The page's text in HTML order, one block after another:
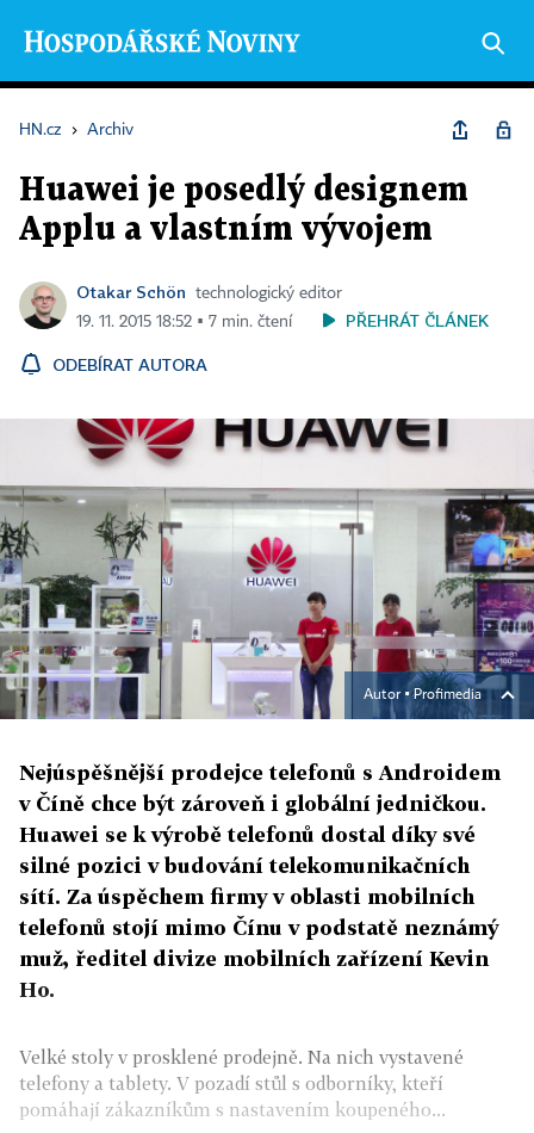
HN.cz › Archiv
Huawei je posedlý designem
Applu a vlastním vývojem
Otakar Schön
technologický editor
19. 11. 2015 18:52 ▪ 7 min. čtení
PŘEHRÁT ČLÁNEK
ODEBÍRAT AUTORA
Autor ▪Profimedia
Nejúspěšnější prodejce telefonů s Androidem
v Číně chce být zároveň i globální jedničkou.
Huawei se k výrobě telefonů dostal díky své
silné pozici v budování telekomunikačních
sítí. Za úspěchem firmy v oblasti mobilních
telefonů stojí mimo Čínu v podstatě neznámý
muž, ředitel divize mobilních zařízení Kevin
Ho.
Velké stoly v prosklené prodejně. Na nich vystavené
telefony a tablety. V pozadí stůl s odborníky, kteří
pomáhají zákazníkům s nastavením koupeného...